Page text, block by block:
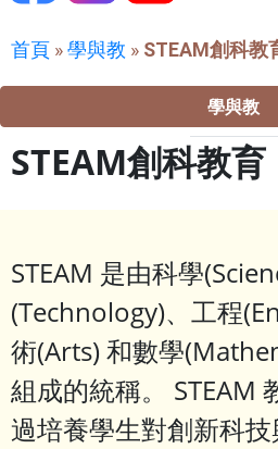
首頁 »學與教 » STEAM創科教
學與教
STEAM創科教育
STEAM 是由科學
(Technology)、工程
術(Arts) 和數學
組成的統稱。 STEAM
過培養學生對創新科